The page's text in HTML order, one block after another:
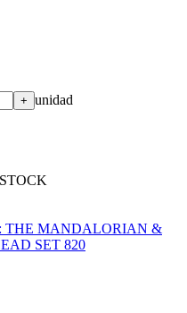
+ unidad
THE MANDALORIAN &
SET 820